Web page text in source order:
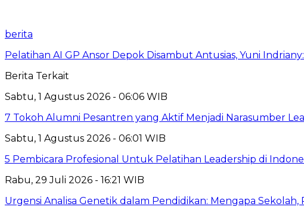
berita
Pelatihan AI GP Ansor Depok Disambut Antusias, Yuni
Berita Terkait
Sabtu, 1 Agustus 2026 - 06:06 WIB
7 Tokoh Alumni Pesantren yang Aktif Menjadi Narasumber
Sabtu, 1 Agustus 2026 - 06:01 WIB
5 Pembicara Profesional Untuk Pelatihan Leadership di
Rabu, 29 Juli 2026 - 16:21 WIB
Urgensi Analisa Genetik dalam Pendidikan: Mengapa